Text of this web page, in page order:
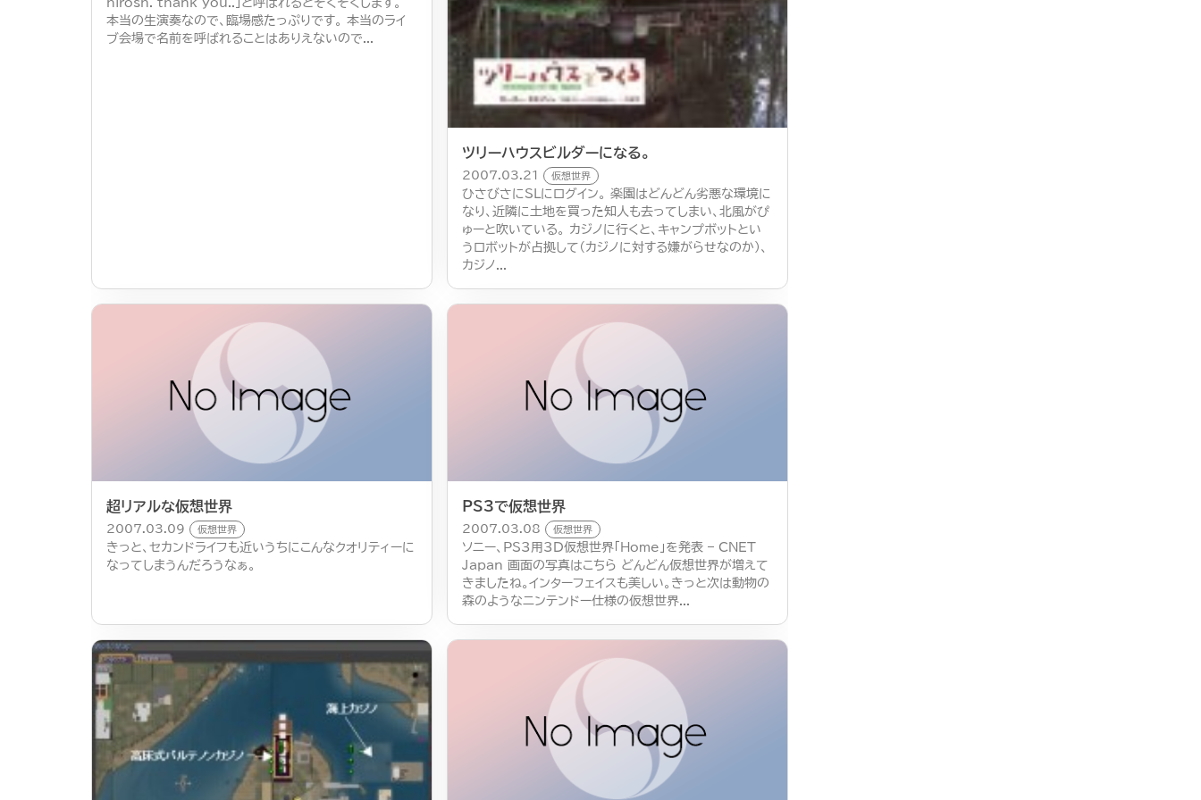
本当の生演奏なので、臨場感たっぷりです。 本当のライ
ブ会場で名前を呼ばれることはありえないので...
ツリーハウスビルダーになる。
2007.03.21 仮想世界
ひさびさにSLにログイン。 楽園はどんどん劣悪な環境に
なり、近隣に土地を買った知人も去ってしまい、北風がぴ
ゅーと吹いている。 カジノに行くと、キャンプボットとい
うロボットが占拠して（カジノに対する嫌がらせなのか）、
カジノ...
超リアルな仮想世界
2007.03.09 仮想世界
きっと、セカンドライフも近いうちにこんなクオリティーに
なってしまうんだろうなぁ。
PS3で仮想世界
2007.03.08 仮想世界
ソニー、PS3用3D仮想世界「Home」を発表 – CNET
Japan 画面の写真はこちら どんどん仮想世界が増えて
きましたね。インターフェイスも美しい。きっと次は動物の
森のようなニンテンドー仕様の仮想世界...